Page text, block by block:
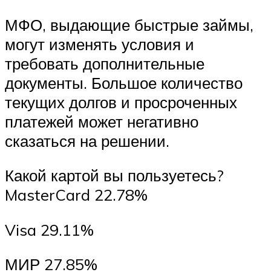
МФО, выдающие быстрые займы,
могут изменять условия и
требовать дополнительные
документы. Большое количество
текущих долгов и просроченных
платежей может негативно
сказаться на решении.
Какой картой вы пользуетесь?
MasterCard 22.78%
Visa 29.11%
МИР 27.85%